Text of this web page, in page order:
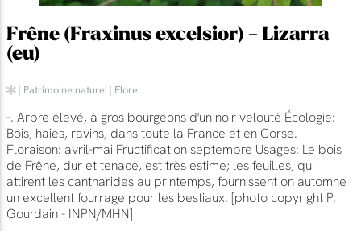
Frêne (Fraxinus excelsior) - Lizarra
(eu)
| Patrimoine naturel | Flore
-. Arbre élevé, à gros bourgeons d'un noir velouté Écologie:
Bois, haies, ravins, dans toute la France et en Corse.
Floraison: avril-mai Fructification septembre Usages: Le bois
de Frêne, dur et tenace, est très estime; les feuilles, qui
attirent les cantharides au printemps, fournissent on automne
un excellent fourrage pour les bestiaux. [photo copyright P.
Gourdain - INPN/MHN]